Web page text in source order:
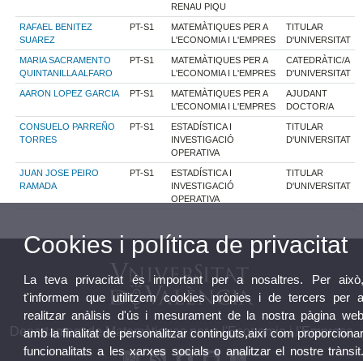
RENAU PIQU
RAFAEL BENITEZ
SUAREZ
PT-S1
MATEMÀTIQUES PER A
L'ECONOMIA I L'EMPRES
TITULAR
D'UNIVERSITAT
MARIA SACRAMENTO
QUINTANILLA ALFARO
PT-S1
MATEMÀTIQUES PER A
L'ECONOMIA I L'EMPRES
CATEDRÀTIC/A
D'UNIVERSITAT
AARON LOPEZ GARCIA PT-S1
MATEMÀTIQUES PER A
L'ECONOMIA I L'EMPRES
AJUDANT
DOCTOR/A
CONSUELO PARREÑO
TORRES
PT-S1
ESTADÍSTICA I
INVESTIGACIÓ
OPERATIVA
TITULAR
D'UNIVERSITAT
JUAN JOSE PEIRO
RAMADA
PT-S1
ESTADÍSTICA I
INVESTIGACIÓ
OPERATIVA
TITULAR
D'UNIVERSITAT
Departament de Matemàtiques per a l'Economia i l'Empresa
Cookies i política de privacitat
La teva privacitat és important per a nosaltres. Per
t'informem que utilitzem cookies pròpies i de tercers per
realitzar anàlisis d'ús i mesurament de la nostra pàgina
amb la finalitat de personalitzar continguts,així com
funcionalitats a les xarxes socials o analitzar el nostre